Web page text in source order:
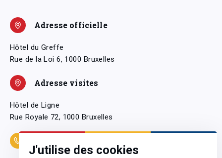
J'utilise des cookies
Adresse officielle
Hôtel du Greffe
Rue de la Loi 6, 1000 Bruxelles
Adresse visites
Hôtel de Ligne
Rue Royale 72, 1000 Bruxelles